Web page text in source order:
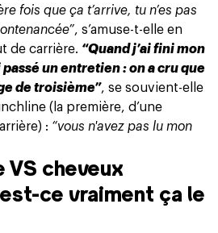
fois que ça t’arrive, tu n’es pas
, s’amuse-t-elle en
de carrière. “Quand j’ai fini mon
un entretien : on a cru que
de troisième”, se souvient-elle
(la première, d’une
: “vous n'avez pas lu mon
VS cheveux
ce vraiment ça le